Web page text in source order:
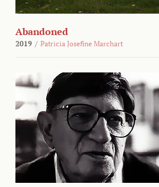
Abandoned
2019 / Patricia Josefine Marchart